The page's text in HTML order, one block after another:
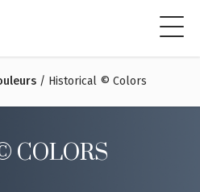
/ Historical © Colors
COLORS